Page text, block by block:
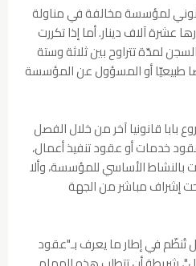
لمؤسسة مخالفة في مناولة
عشرة آلاف دينار. أما إذا تكررت
لمدّة تتراوح بين ثلاثة وستة
طبيعيّا أو المسؤول عن المؤسسة
بابا قانونيا آخر من خلال الفصل
عقود خدمات أو عقود تنفيذ أعمال،
بالنشاط الأساسي للمؤسسة، وألا
إشراف مباشر من الجهة
تُنظّم في إطار ما يعرف بـ"عقود